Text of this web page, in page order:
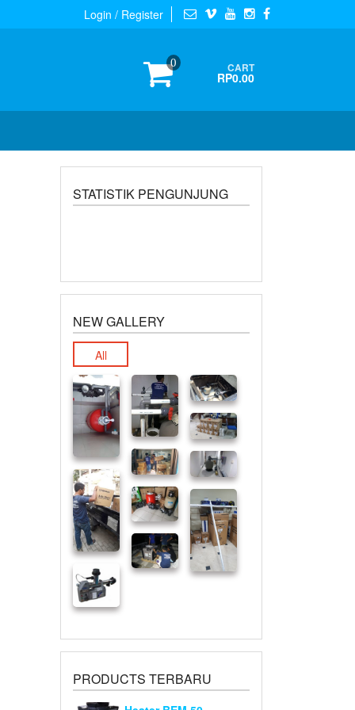
Login / Register
0 CART
RP0.00
STATISTIK PENGUNJUNG
NEW GALLERY
All
PRODUCTS TERBARU